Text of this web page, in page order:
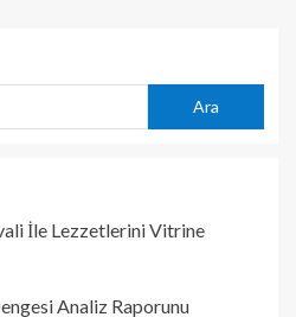
Ara
İle Lezzetlerini Vitrine
Analiz Raporunu